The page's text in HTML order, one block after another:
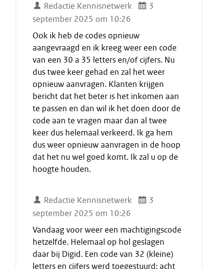
Redactie Kennisnetwerk
3
september 2025 om 10:26
Ook ik heb de codes opnieuw
aangevraagd en ik kreeg weer een code
van een 30 a 35 letters en/of cijfers. Nu
dus twee keer gehad en zal het weer
opnieuw aanvragen. Klanten krijgen
bericht dat het beter is het inkomen aan
te passen en dan wil ik het doen door de
code aan te vragen maar dan al twee
keer dus helemaal verkeerd. Ik ga hem
dus weer opnieuw aanvragen in de hoop
dat het nu wel goed komt. Ik zal u op de
hoogte houden.
Redactie Kennisnetwerk
3
september 2025 om 10:26
Vandaag voor weer een machtigingscode
hetzelfde. Helemaal op hol geslagen
daar bij Digid. Een code van 32 (kleine)
letters en cijfers werd toegestuurd: acht